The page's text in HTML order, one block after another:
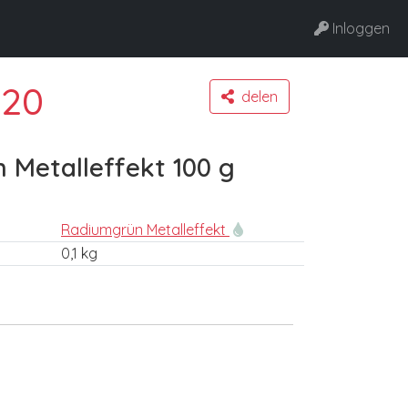
Inloggen
delen
Metalleffekt 100 g
Radiumgrün Metalleffekt
0,1 kg